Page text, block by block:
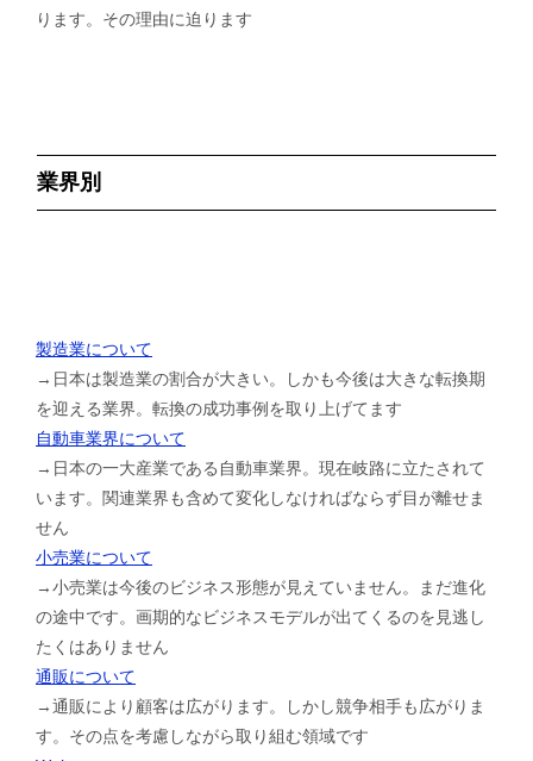
ります。その理由に迫ります
業界別
製造業について
→日本は製造業の割合が大きい。しかも今後は大きな転換期
を迎える業界。転換の成功事例を取り上げてます
自動車業界について
→日本の一大産業である自動車業界。現在岐路に立たされて
います。関連業界も含めて変化しなければならず目が離せま
せん
小売業について
→小売業は今後のビジネス形態が見えていません。まだ進化
の途中です。画期的なビジネスモデルが出てくるのを見逃し
たくはありません
通販について
→通販により顧客は広がります。しかし競争相手も広がりま
す。その点を考慮しながら取り組む領域です